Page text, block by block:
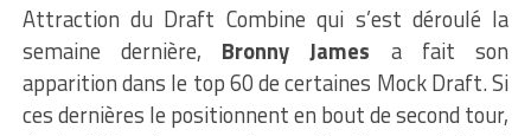
Attraction du Draft Combine qui s’est déroulé la
semaine dernière, Bronny James a fait son
apparition dans le top 60 de certaines Mock Draft. Si
ces dernières le positionnent en bout de second tour,